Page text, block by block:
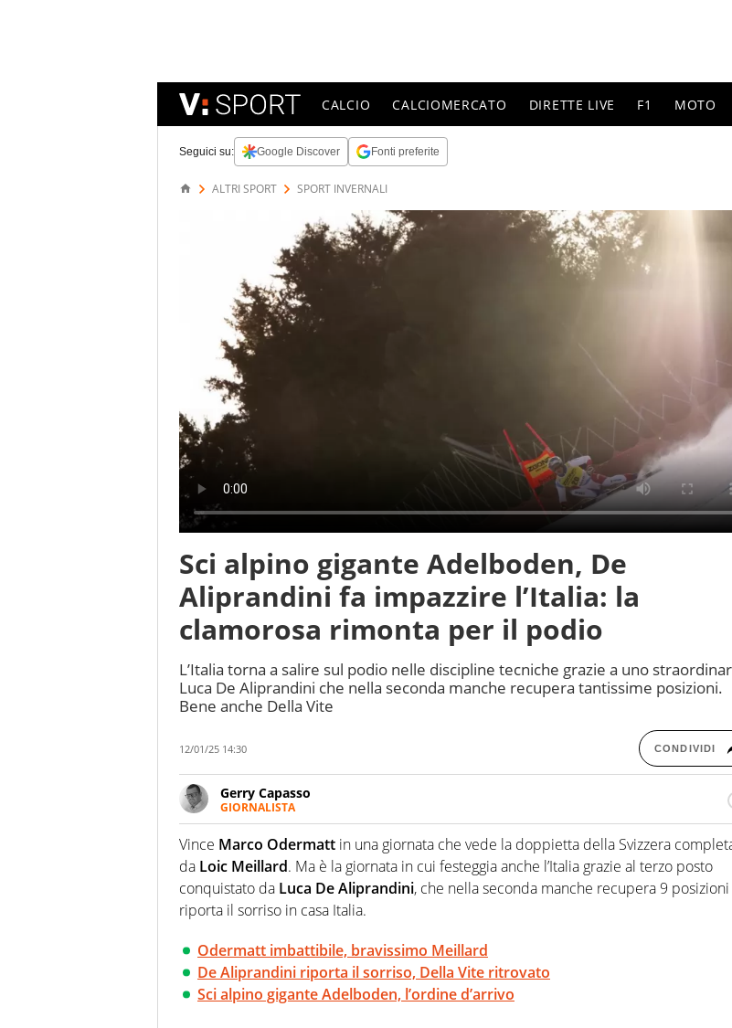
CALCIO CALCIOMERCATO DIRETTE LIVE F1 MOTO
Seguici su: Google Discover Fonti preferite
ALTRI SPORT SPORT INVERNALI
Sci alpino gigante Adelboden, De
Aliprandini fa impazzire l’Italia: la
clamorosa rimonta per il podio
L’Italia torna a salire sul podio nelle discipline tecniche grazie a uno
Luca De Aliprandini che nella seconda manche recupera tantissime posizioni.
Bene anche Della Vite
12/01/25 14:30 CONDIVIDI
Gerry Capasso
GIORNALISTA
Per lui gli sport americani non hanno segreti: basket, football, baseball e la
innata di trovare la notizia dove altri non vedono granché
Vince Marco Odermatt in una giornata che vede la doppietta della Svizzera
da Loic Meillard. Ma è la giornata in cui festeggia anche l’Italia grazie al terzo posto
conquistato da Luca De Aliprandini, che nella seconda manche recupera 9 posizioni
riporta il sorriso in casa Italia.
Odermatt imbattibile, bravissimo Meillard
De Aliprandini riporta il sorriso, Della Vite ritrovato
Sci alpino gigante Adelboden, l’ordine d’arrivo